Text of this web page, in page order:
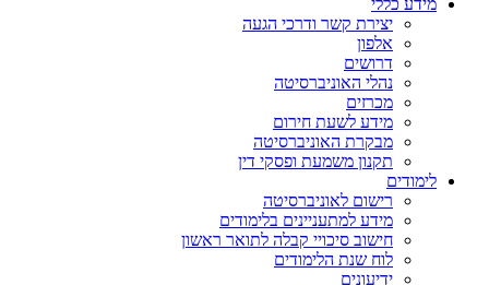
מידע כללי
יצירת קשר ודרכי הגעה
אלפון
דרושים
נהלי האוניברסיטה
מכרזים
מידע לשעת חירום
מבקרת האוניברסיטה
תקנון משמעת ופסקי דין
לימודים
רישום לאוניברסיטה
מידע למתעניינים בלימודים
חישוב סיכויי קבלה לתואר ראשון
לוח שנת הלימודים
ידיעונים